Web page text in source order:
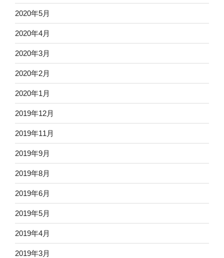
2020年5月
2020年4月
2020年3月
2020年2月
2020年1月
2019年12月
2019年11月
2019年9月
2019年8月
2019年6月
2019年5月
2019年4月
2019年3月